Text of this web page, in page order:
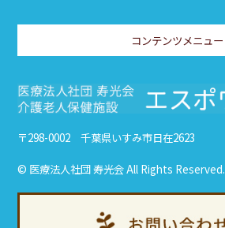
コンテンツメニュー
〒298-0002 千葉県いすみ市日在2623
© 医療法人社団 寿光会 All Rights Reserved.